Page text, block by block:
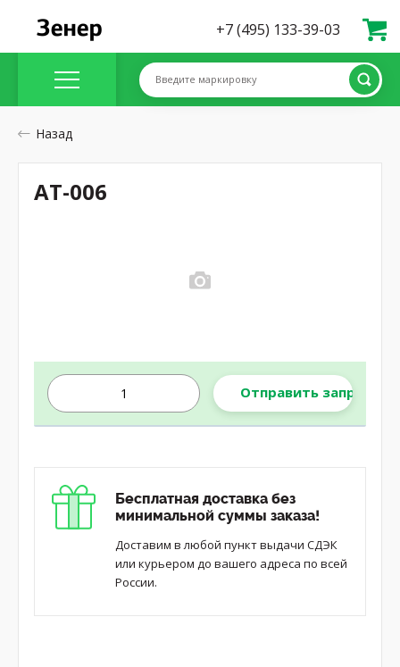
+7 (495) 133-39-03
Введите маркировку
Назад
Отправить запрос
Бесплатная доставка без
минимальной суммы заказа!
Доставим в любой пункт выдачи СДЭК
или курьером до вашего адреса по всей
России.
AT-006